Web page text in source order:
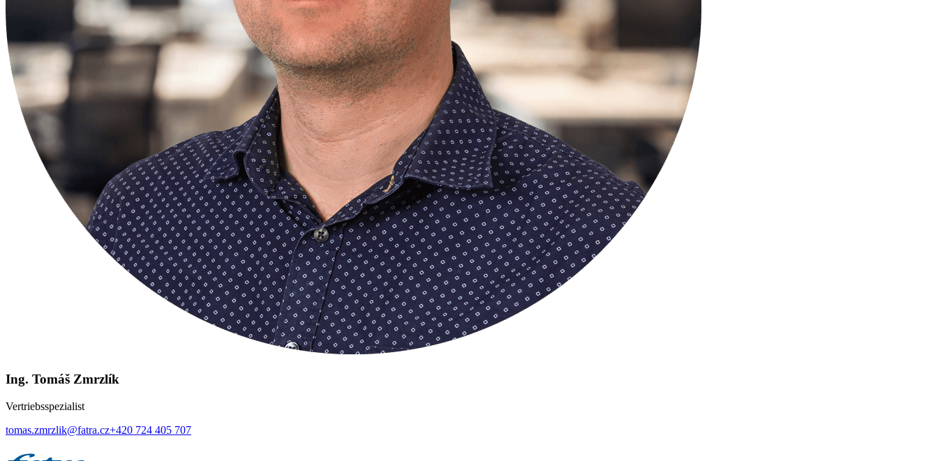
Ing. Tomáš Zmrzlík
Vertriebsspezialist
tomas.zmrzlik@fatra.cz+420 724 405 707